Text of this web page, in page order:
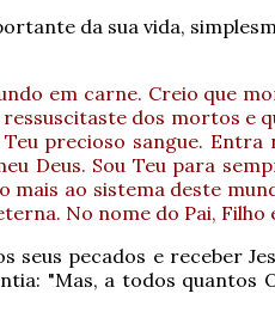
da sua vida,
em carne. Creio que
dos mortos e
precioso sangue.
Deus. Sou Teu para
ao sistema deste
No nome do Pai,
seus pecados e receber
"Mas, a todos